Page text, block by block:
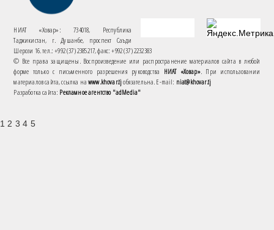
НИАТ «Ховар»: 734018, Республика
Таджикистан, г. Душанбе, проспект Саъди
Шерози 16. тел.: +992 (37) 2385217, факс: +992 (37) 2232383
© Все права защищены. Воспроизведение или распространение материалов сайта в любой
форме только с письменного разрешения руководства НИАТ «Ховар». При использовании
материалов сайта, ссылка наwww.khovar.tjобязательна. E-mail: niat@khovar.tj
Разработка сайта: Рекламное агентство "adMedia"
1 2 3 4 5